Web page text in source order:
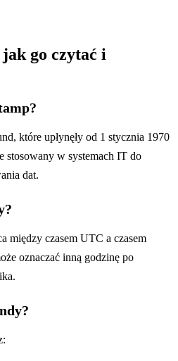
go czytać i
które upłynęły od 1 stycznia 1970
stosowany w systemach IT do
dat.
między czasem UTC a czasem
oznaczać inną godzinę po